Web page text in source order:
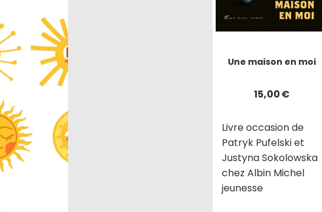
Une maison en moi
15,00€
Livre occasion de
Patryk Pufelski et
Justyna Sokolowska
chez Albin Michel
jeunesse